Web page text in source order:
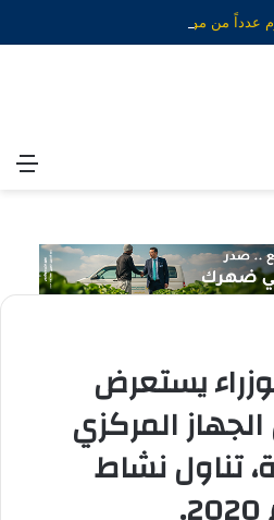
يستعرض
المركزي
تناول نشاط